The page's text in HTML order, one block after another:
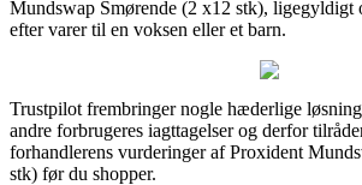
Mundswap Smørende (2 x12 stk), ligegyldigt
efter varer til en voksen eller et barn.
Trustpilot frembringer nogle hæderlige
andre forbrugeres iagttagelser og derfor
forhandlerens vurderinger af Proxident
stk) før du shopper.